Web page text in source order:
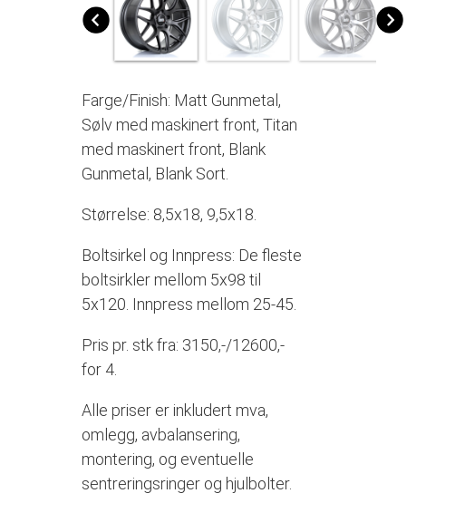
Farge/Finish: Matt Gunmetal,
Sølv med maskinert front, Titan
med maskinert front, Blank
Gunmetal, Blank Sort.
Størrelse: 8,5x18, 9,5x18.
Boltsirkel og Innpress: De fleste
boltsirkler mellom 5x98 til
5x120. Innpress mellom 25-45.
Pris pr. stk fra: 3150,-/12600,-
for 4.
Alle priser er inkludert mva,
omlegg, avbalansering,
montering, og eventuelle
sentreringsringer og hjulbolter.